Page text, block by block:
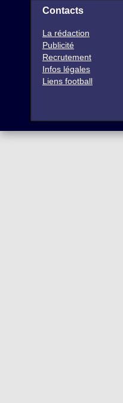
Contacts
La rédaction
Publicité
Recrutement
Infos légales
Liens football